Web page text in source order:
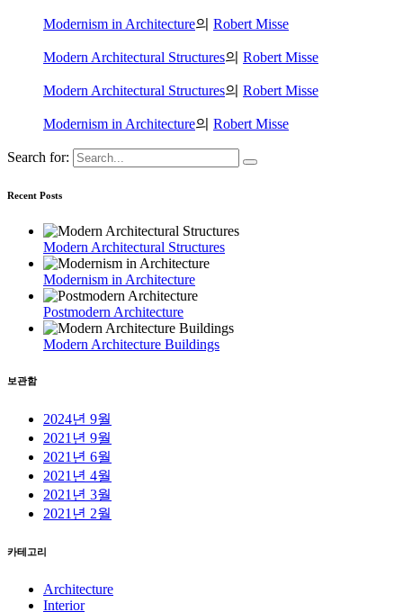
Modernism in Architecture의 Robert Misse
Modern Architectural Structures의 Robert Misse
Modern Architectural Structures의 Robert Misse
Modernism in Architecture의 Robert Misse
Search for:
Recent Posts
Modern Architectural Structures
Modernism in Architecture
Postmodern Architecture
Modern Architecture Buildings
보관함
2024년 9월
2021년 9월
2021년 6월
2021년 4월
2021년 3월
2021년 2월
카테고리
Architecture
Interior